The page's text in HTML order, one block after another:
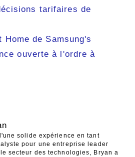
tarifaires de
Home de Samsung's
ouverte à l'ordre à
solide expérience en tant
pour une entreprise leader
secteur des technologies, Bryan a